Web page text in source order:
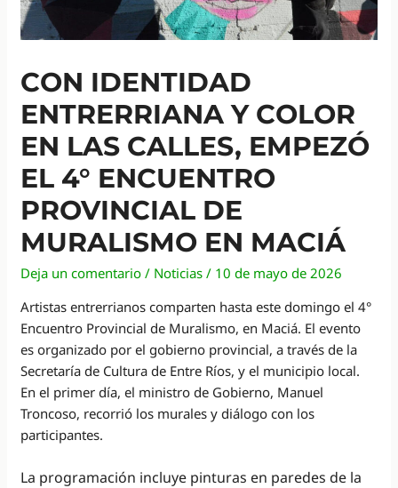
CON IDENTIDAD
ENTRERRIANA Y COLOR
EN LAS CALLES, EMPEZÓ
EL 4° ENCUENTRO
PROVINCIAL DE
MURALISMO EN MACIÁ
Deja un comentario / Noticias / 10 de mayo de 2026
Artistas entrerrianos comparten hasta este domingo el 4°
Encuentro Provincial de Muralismo, en Maciá. El evento
es organizado por el gobierno provincial, a través de la
Secretaría de Cultura de Entre Ríos, y el municipio local.
En el primer día, el ministro de Gobierno, Manuel
Troncoso, recorrió los murales y diálogo con los
participantes.
La programación incluye pinturas en paredes de la